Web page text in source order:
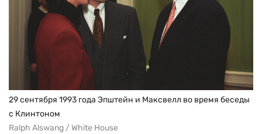
29 сентября 1993 года Эпштейн и Максвелл во время беседы
с Клинтоном
Ralph Alswang / White House